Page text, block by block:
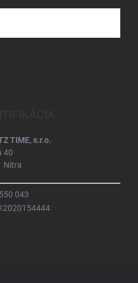
TIME, s.r.o.
40
Nitra
043